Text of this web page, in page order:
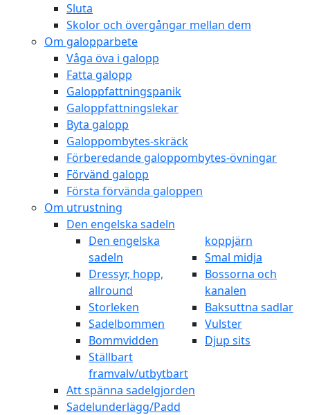
Sluta
Skolor och övergångar mellan dem
Om galopparbete
Våga öva i galopp
Fatta galopp
Galoppfattningspanik
Galoppfattningslekar
Byta galopp
Galoppombytes-skräck
Förberedande galoppombytes-övningar
Förvänd galopp
Första förvända galoppen
Om utrustning
Den engelska sadeln
Den engelska
sadeln
Dressyr, hopp,
allround
Storleken
Sadelbommen
Bommvidden
Ställbart
framvalv/utbytbart
koppjärn
Smal midja
Bossorna och
kanalen
Baksuttna sadlar
Vulster
Djup sits
Att spänna sadelgjorden
Sadelunderlägg/Padd